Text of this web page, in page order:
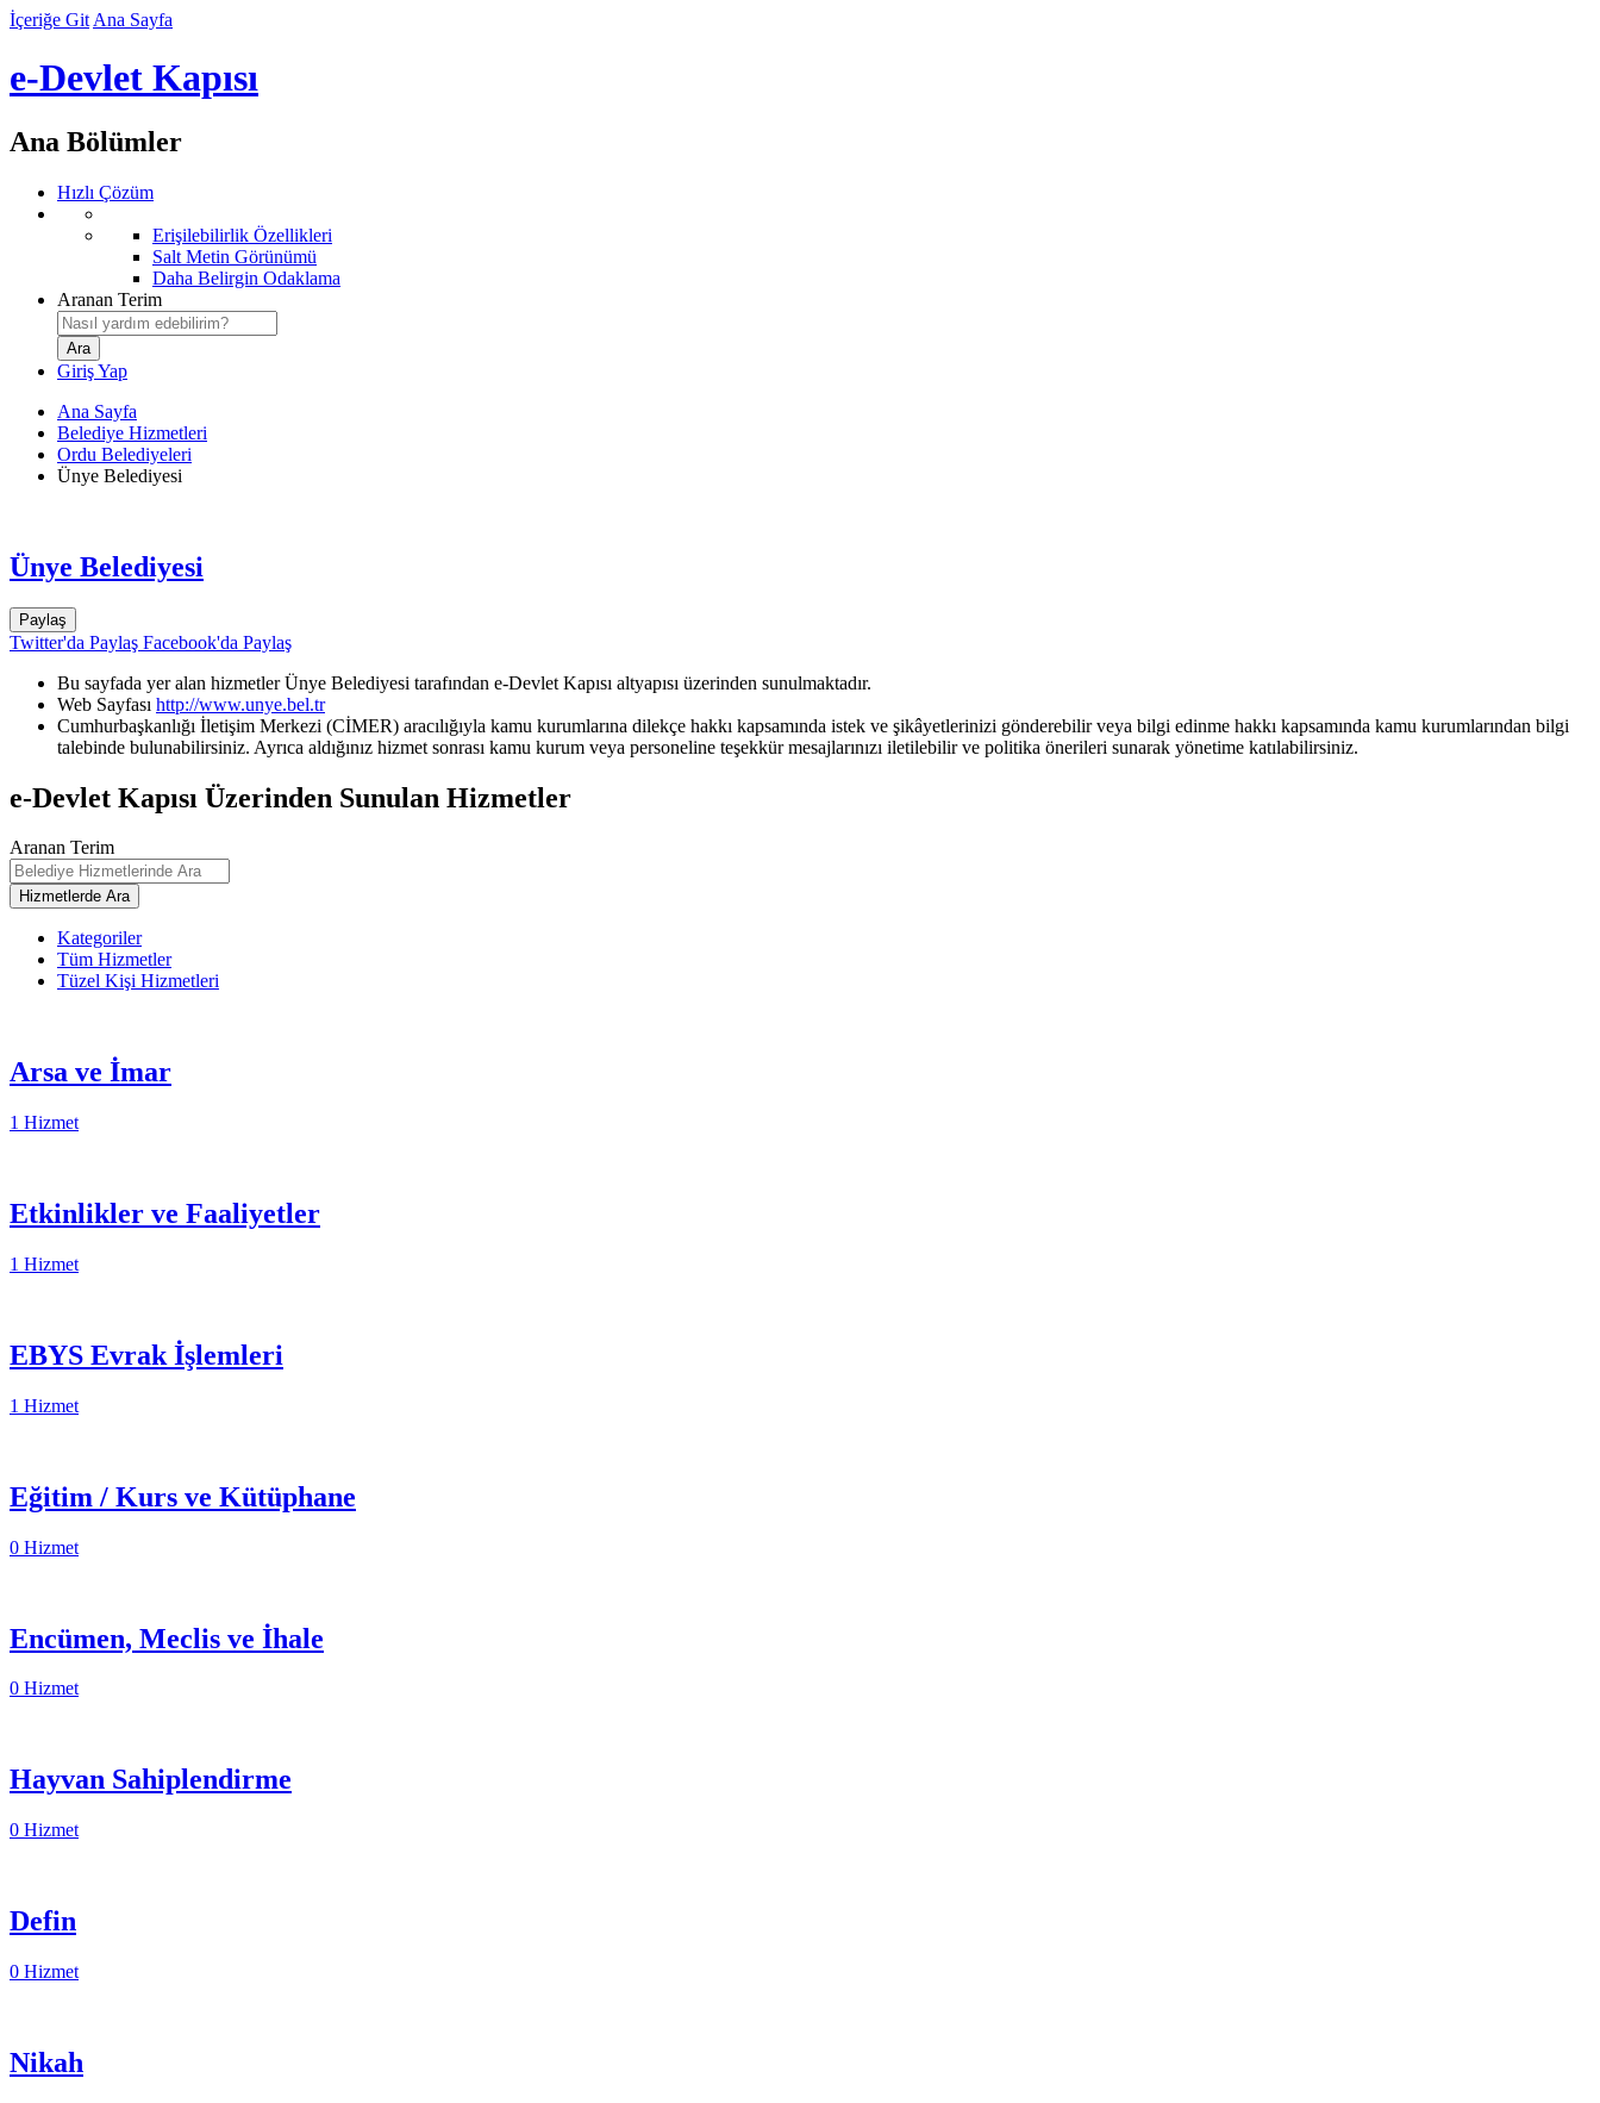
İçeriğe Git Ana Sayfa
e-Devlet Kapısı
Ana Bölümler
Hızlı Çözüm
Erişilebilirlik Özellikleri
Salt Metin Görünümü
Daha Belirgin Odaklama
Aranan Terim
Giriş Yap
Ana Sayfa
Belediye Hizmetleri
Ordu Belediyeleri
Ünye Belediyesi
Ünye Belediyesi
Paylaş
Twitter'da Paylaş Facebook'da Paylaş
Bu sayfada yer alan hizmetler Ünye Belediyesi tarafından e-Devlet Kapısı altyapısı üzerinden sunulmaktadır.
Web Sayfası http://www.unye.bel.tr
Cumhurbaşkanlığı İletişim Merkezi (CİMER) aracılığıyla kamu kurumlarına dilekçe hakkı kapsamında istek ve şikâyetlerinizi gönderebilir veya bilgi edinme hakkı kapsamında kamu kurumlarından bilgi
talebinde bulunabilirsiniz. Ayrıca aldığınız hizmet sonrası kamu kurum veya personeline teşekkür mesajlarınızı iletilebilir ve politika önerileri sunarak yönetime katılabilirsiniz.
e-Devlet Kapısı Üzerinden Sunulan Hizmetler
Aranan Terim
Kategoriler
Tüm Hizmetler
Tüzel Kişi Hizmetleri
Arsa ve İmar
1 Hizmet
Etkinlikler ve Faaliyetler
1 Hizmet
EBYS Evrak İşlemleri
1 Hizmet
Eğitim / Kurs ve Kütüphane
0 Hizmet
Encümen, Meclis ve İhale
0 Hizmet
Hayvan Sahiplendirme
0 Hizmet
Defin
0 Hizmet
Nikah